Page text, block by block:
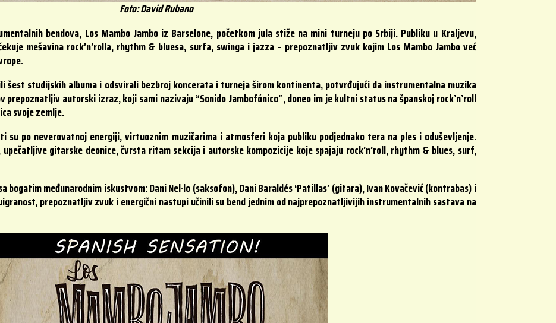
Foto: David Rubano
bendova, Los Mambo Jambo iz Barselone, početkom jula stiže na mini turneju po Srbiji. Publiku u Kraljevu,
mešavina rock’n’rolla, rhythm & bluesa, surfa, swinga i jazza – prepoznatljiv zvuk kojim Los Mambo Jambo već
šest studijskih albuma i odsvirali bezbroj koncerata i turneja širom kontinenta, potvrđujući da instrumentalna muzika
autorski izraz, koji sami nazivaju “Sonido Jambofónico”, doneo im je kultni status na španskoj rock’n’roll
svoje zemlje.
su po neverovatnoj energiji, virtuoznim muzičarima i atmosferi koja publiku podjednako tera na ples i oduševljenje.
gitarske deonice, čvrsta ritam sekcija i autorske kompozicije koje spajaju rock’n’roll, rhythm & blues, surf,
bogatim međunarodnim iskustvom: Dani Nel·lo (saksofon), Dani Baraldés ‘Patillas’ (gitara), Ivan Kovačević (kontrabas) i
prepoznatljiv zvuk i energični nastupi učinili su bend jednim od najprepoznatljivijih instrumentalnih sastava na